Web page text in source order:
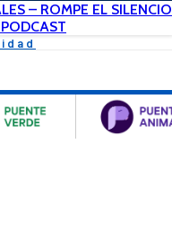
– ROMPE EL SILENCIO